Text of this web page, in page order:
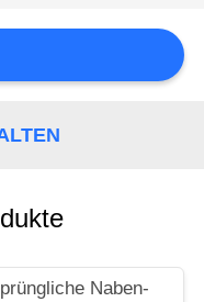
Naben-